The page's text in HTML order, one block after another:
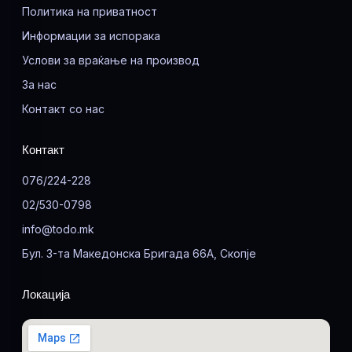
Политика на приватност
Информации за испорака
Услови за враќање на производ
За нас
Контакт со нас
Контакт
076/224-228
02/530-0798
info@todo.mk
Бул. 3-та Македонска Бригада 66А, Скопје
Локација